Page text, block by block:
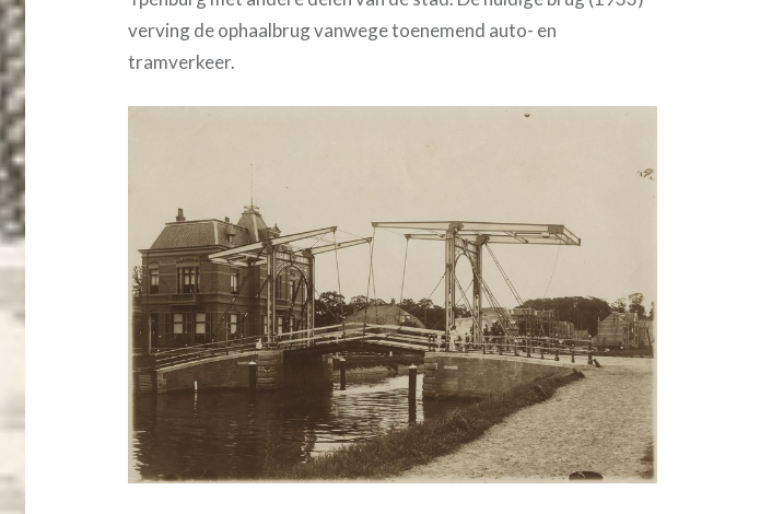
verving de ophaalbrug vanwege toenemend auto- en
tramverkeer.